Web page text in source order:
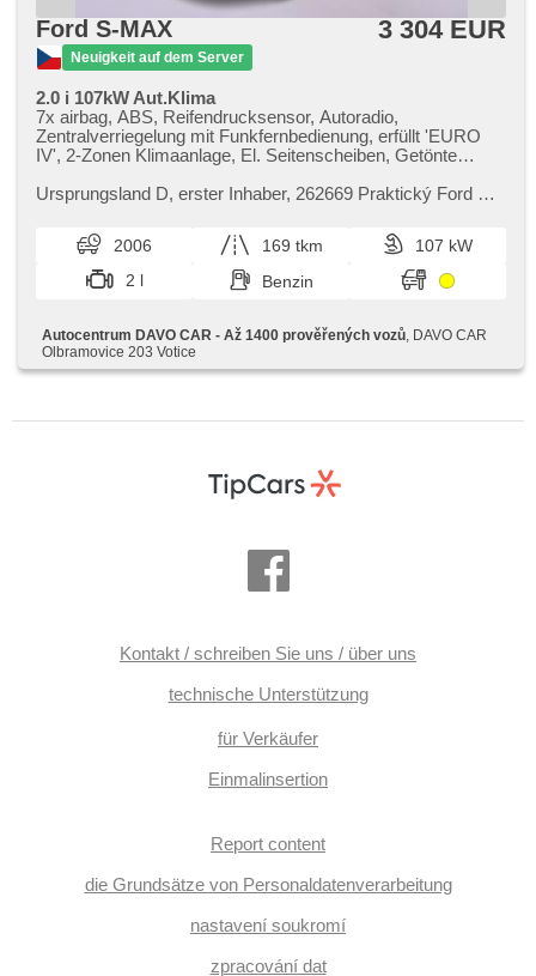
Ford S-MAX
Neuigkeit auf dem Server
3 304 EUR
2.0 i 107kW Aut.Klima
7x airbag, ABS, Reifendrucksensor, Autoradio,
Zentralverriegelung mit Funkfernbedienung, erfüllt 'EURO
IV', 2-Zonen Klimaanlage, El. Seitenscheiben, Getönte
rychlostních stupňů, Handgetriebe, Bordcomputer, Lenkrad
höheneinstellbare Fahrersitz, Wegfahrsperre, El. Spiegel,
beheizte Spiegel
Ursprungsland D,​ erster Inhaber,​ 262669 Praktický Ford S​-
MPV. Benzinov...
2006 169 tkm
107 kW
2 l
Benzin
Autocentrum DAVO CAR - Až 1400 prověřených vozů , DAVO CAR
Olbramovice 203 Votice
Kontakt / schreiben Sie uns / über uns
technische Unterstützung
für Verkäufer
Einmalinsertion
Report content
die Grundsätze von Personaldatenverarbeitung
nastavení soukromí
zpracování dat